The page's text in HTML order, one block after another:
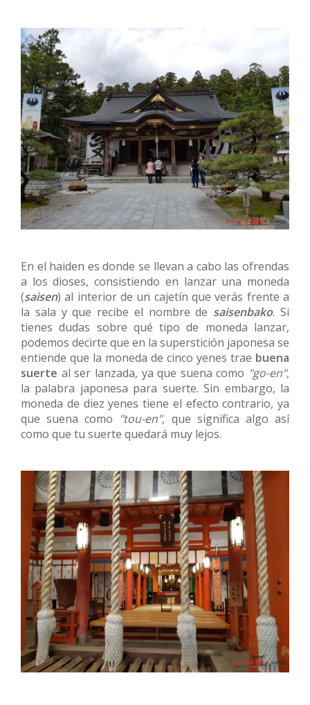
En el haiden es donde se llevan a cabo las ofrendas
a los dioses, consistiendo en lanzar una moneda
(saisen) al interior de un cajetín que verás frente a
la sala y que recibe el nombre de saisenbako. Si
tienes dudas sobre qué tipo de moneda lanzar,
podemos decirte que en la superstición japonesa se
entiende que la moneda de cinco yenes trae buena
suerte al ser lanzada, ya que suena como "go-en",
la palabra japonesa para suerte. Sin embargo, la
moneda de diez yenes tiene el efecto contrario, ya
que suena como "tou-en", que significa algo así
como que tu suerte quedará muy lejos.